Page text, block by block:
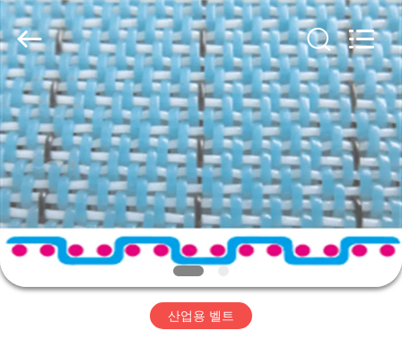
집
제
품
우
리
2020
2026
HUATAO
LOVER
LTD.
All
Rights
Reserved.
산업용 벨트